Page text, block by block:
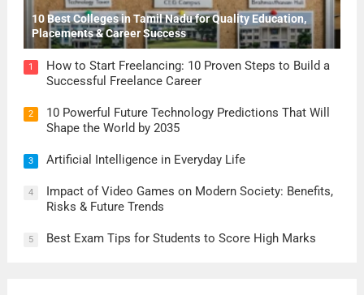
10 Best Colleges in Tamil Nadu for Quality Education,
Placements & Career Success
1
How to Start Freelancing: 10 Proven Steps to Build a
Successful Freelance Career
2
10 Powerful Future Technology Predictions That Will
Shape the World by 2035
3 Artificial Intelligence in Everyday Life
4
Impact of Video Games on Modern Society: Benefits,
Risks & Future Trends
5 Best Exam Tips for Students to Score High Marks